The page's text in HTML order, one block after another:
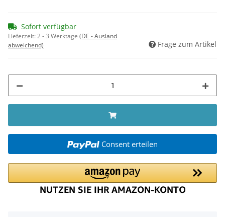
Sofort verfügbar
Lieferzeit:2 - 3 Werktage (DE - Ausland
abweichend)
Frage zum Artikel
Consent erteilen